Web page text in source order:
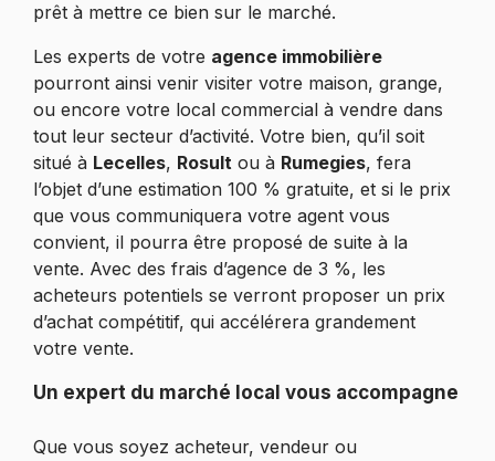
prêt à mettre ce bien sur le marché.
Les experts de votre agence immobilière
pourront ainsi venir visiter votre maison, grange,
ou encore votre local commercial à vendre dans
tout leur secteur d’activité. Votre bien, qu’il soit
situé à Lecelles, Rosultou à Rumegies, fera
l’objet d’une estimation 100 % gratuite, et si le prix
que vous communiquera votre agent vous
convient, il pourra être proposé de suite à la
vente. Avec des frais d’agence de 3 %, les
acheteurs potentiels se verront proposer un prix
d’achat compétitif, qui accélérera grandement
votre vente.
Un expert du marché local vous accompagne
Que vous soyez acheteur, vendeur ou